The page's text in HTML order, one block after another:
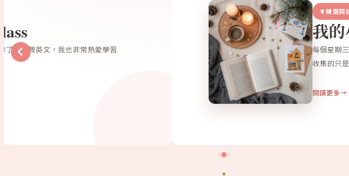
我的小生活
每個星期三，在這裡分享我過的小生活，沒有輝煌紀錄，也沒
收集的只是生活中那些平凡…